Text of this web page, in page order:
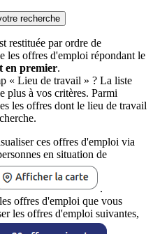
recherche
restituée par ordre de
les offres d'emploi répondant le
en premier.
« Lieu de travail » ? La liste
plus à vos critères. Parmi
les offres dont le lieu de travail
ces offres d'emploi via
en situation de
.
offres d'emploi que vous
les offres d'emploi suivantes,